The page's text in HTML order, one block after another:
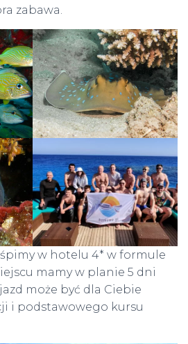
zabawa.
śpimy w hotelu 4* w formule
mamy w planie 5 dni
może być dla Ciebie
i podstawowego kursu